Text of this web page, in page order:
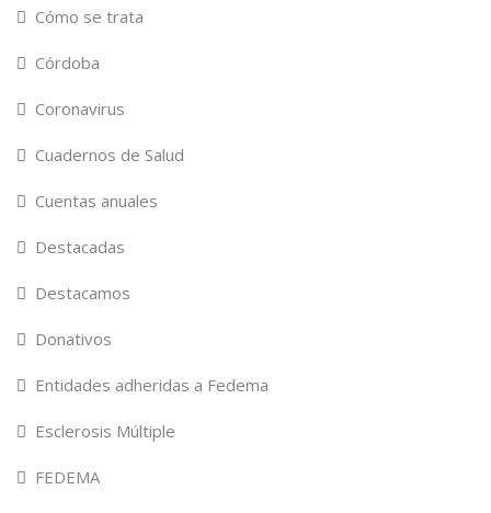
Cómo se trata
Córdoba
Coronavirus
Cuadernos de Salud
Cuentas anuales
Destacadas
Destacamos
Donativos
Entidades adheridas a Fedema
Esclerosis Múltiple
FEDEMA